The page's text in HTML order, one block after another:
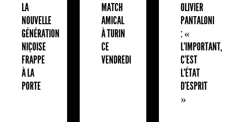
LA
NOUVELLE
GÉNÉRATION
NIÇOISE
FRAPPE
À LA
PORTE
MATCH
AMICAL
À TURIN
CE
VENDREDI
OLIVIER
PANTALONI
: «
L'IMPORTANT,
C'EST
L'ÉTAT
D'ESPRIT
»